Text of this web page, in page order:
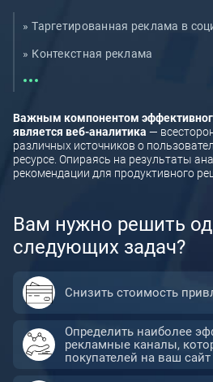
Таргетированная реклама в
Контекстная реклама
Продвижение сайта (SEO)
Аудит сайта
Копирайтинг
Комплексное продвижение
Важным компонентом
является веб-аналитика —
различных источников о
ресурсе. Опираясь на результаты
рекомендации для продуктивного
Вам нужно решить
следующих задач?
Снизить стоимость
Определить наиболее
рекламные каналы,
покупателей на ваш сайт